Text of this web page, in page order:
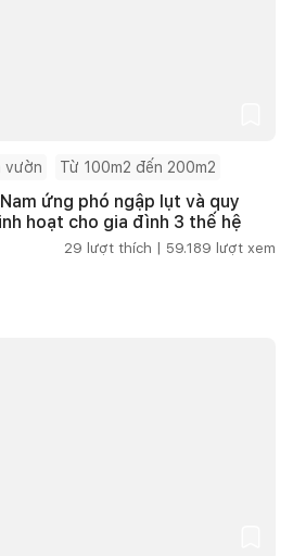
vườn Từ 100m2 đến 200m2
ứng phó ngập lụt và quy
hoạt cho gia đình 3 thế hệ
29 lượt thích | 59.189 lượt xem